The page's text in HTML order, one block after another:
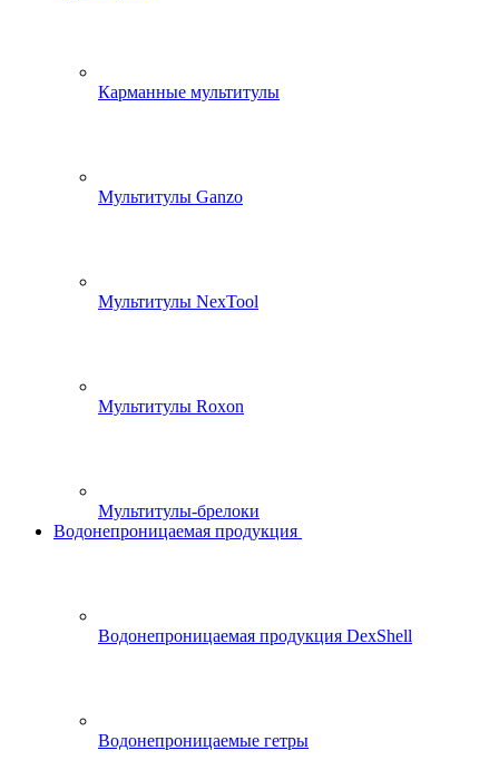
Карманные мультитулы
Мультитулы Ganzo
Мультитулы NexTool
Мультитулы Roxon
Мультитулы-брелоки
Водонепроницаемая продукция
Водонепроницаемая продукция DexShell
Водонепроницаемые гетры